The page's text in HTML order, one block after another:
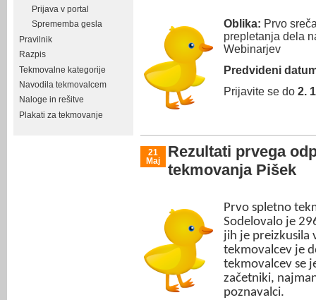
Prijava v portal
Sprememba gesla
Pravilnik
Razpis
Tekmovalne kategorije
Navodila tekmovalcem
Naloge in rešitve
Plakati za tekmovanje
Oblika: Prvo
prepletanja dela
Webinarjev
Predvideni
Prijavite se do 2.
21
Maj
Rezultati prvega
tekmovanja Pišek
Prvo spletno
Sodelovalo je
jih je preizkusila
tekmovalcev je
tekmovalcev se
začetniki,
poznavalci.